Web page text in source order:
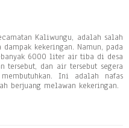
Kaliwungu, adalah salah
kekeringan. Namun, pada
6000 liter air tiba di desa
tersebut, dan air tersebut segera
Ini adalah nafas
berjuang melawan kekeringan.